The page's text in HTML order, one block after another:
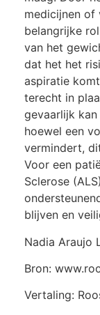
medicijnen of
belangrijke
van het
dat het het
aspiratie
terecht in
gevaarlijk
hoewel een
vermindert,
Voor een
Sclerose
blijven en
Nadia Araujo
Bron:
Vertaling: